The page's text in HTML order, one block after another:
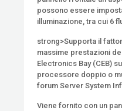
possono essere
illuminazione, tra cui 6
strong>Supporta il
massime prestazioni
Electronics Bay (CEB)
processore doppio o
forum Server System
Viene fornito con un